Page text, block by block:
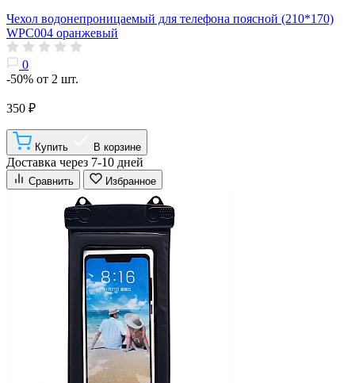
Чехол водонепроницаемый для телефона поясной (210*170)
WPC004 оранжевый
0
-50% от 2 шт.
350 ₽
Купить В корзине
Доставка через 7-10 дней
Сравнить Избранное